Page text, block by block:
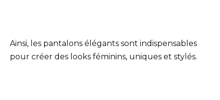
Ainsi, les pantalons élégants sont indispensables
pour créer des looks féminins, uniques et stylés.